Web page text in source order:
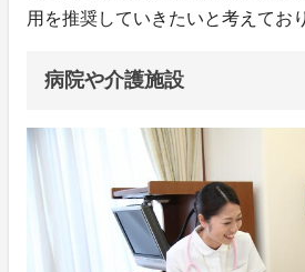
用を推奨していきたいと考えてお
病院や介護施設